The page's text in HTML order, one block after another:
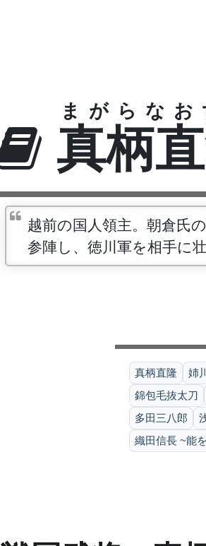
真柄
まがらなお
越前の国人領主。朝倉氏
参陣し、徳川軍を相手に
真柄直隆 姉
錦包毛抜太刀
多田三八郎
織田信長 ~能